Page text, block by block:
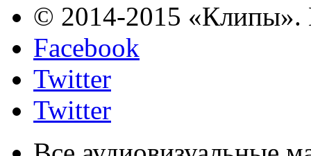
© 2014-2015 «Клипы».
Facebook
Twitter
Twitter